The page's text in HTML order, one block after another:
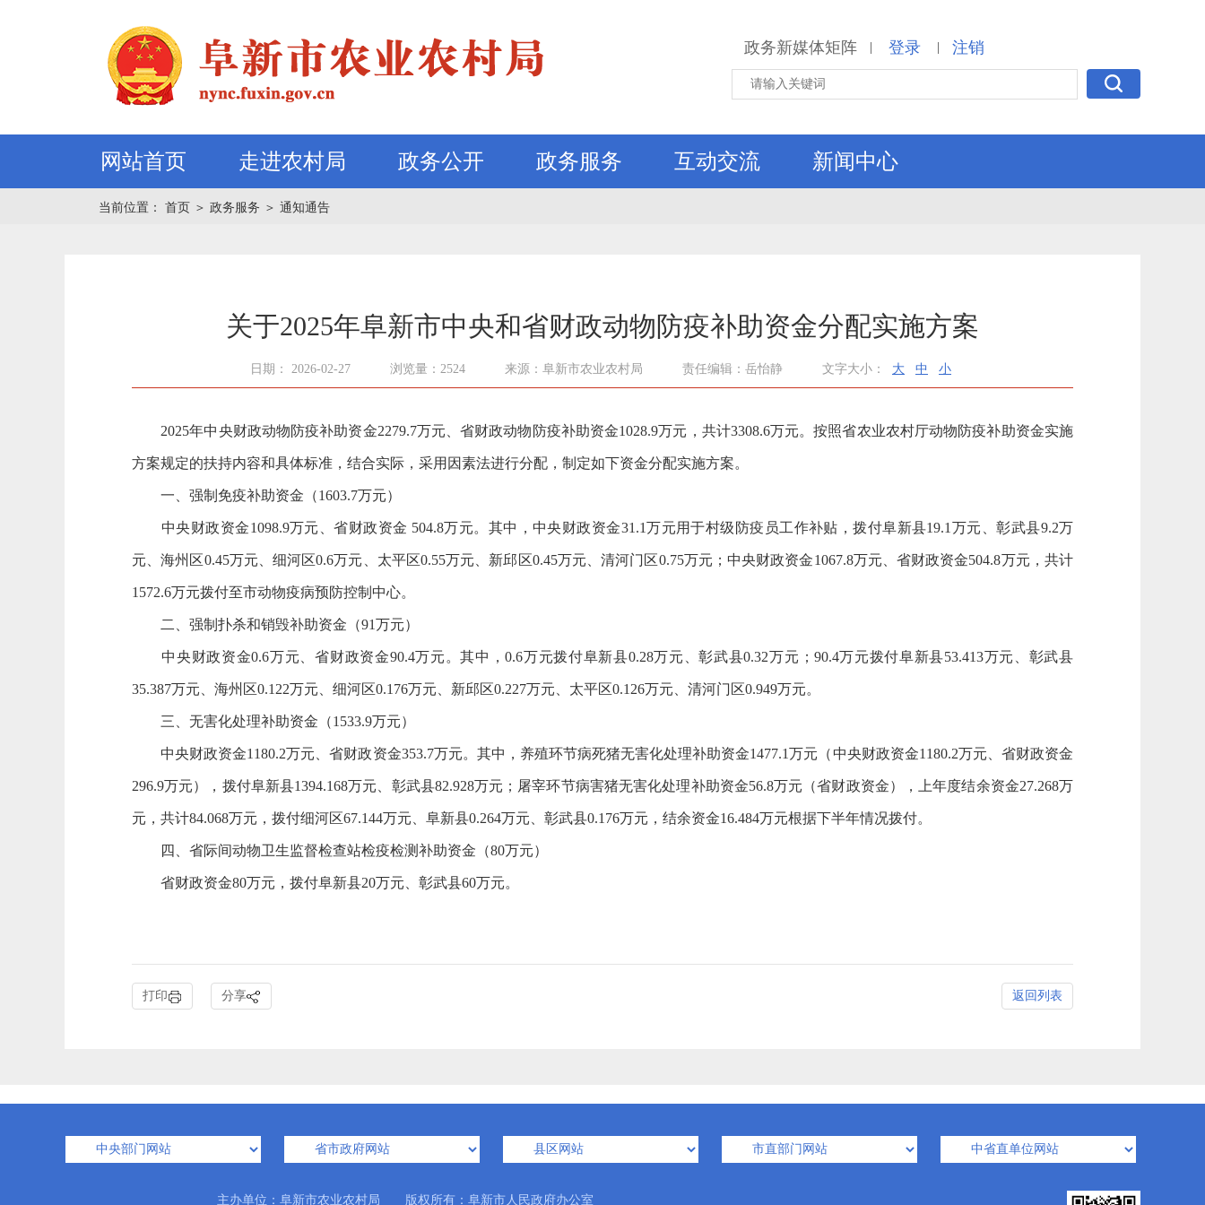
政务新媒体矩阵 | 登录 | 注销
网站首页 走进农村局 政务公开 政务服务 互动交流 新闻中心
当前位置： 首页 ＞ 政务服务 ＞ 通知通告
关于2025年阜新市中央和省财政动物防疫补助资金分配实施方案
日期： 2026-02-27 浏览量：2524 来源：阜新市农业农村局 责任编辑：岳怡静 文字大小： 大 中 小
2025年中央财政动物防疫补助资金2279.7万元、省财政动物防疫补助资金1028.9万元，共计3308.6万元。按照省农业农村厅动物防疫补助资金实施
方案规定的扶持内容和具体标准，结合实际，采用因素法进行分配，制定如下资金分配实施方案。
一、强制免疫补助资金（1603.7万元）
中央财政资金1098.9万元、省财政资金 504.8万元。其中，中央财政资金31.1万元用于村级防疫员工作补贴，拨付阜新县19.1万元、彰武县9.2万
元、海州区0.45万元、细河区0.6万元、太平区0.55万元、新邱区0.45万元、清河门区0.75万元；中央财政资金1067.8万元、省财政资金504.8万元，共计
1572.6万元拨付至市动物疫病预防控制中心。
二、强制扑杀和销毁补助资金（91万元）
中央财政资金0.6万元、省财政资金90.4万元。其中，0.6万元拨付阜新县0.28万元、彰武县0.32万元；90.4万元拨付阜新县53.413万元、彰武县
35.387万元、海州区0.122万元、细河区0.176万元、新邱区0.227万元、太平区0.126万元、清河门区0.949万元。
三、无害化处理补助资金（1533.9万元）
中央财政资金1180.2万元、省财政资金353.7万元。其中，养殖环节病死猪无害化处理补助资金1477.1万元（中央财政资金1180.2万元、省财政资金
296.9万元），拨付阜新县1394.168万元、彰武县82.928万元；屠宰环节病害猪无害化处理补助资金56.8万元（省财政资金），上年度结余资金27.268万
元，共计84.068万元，拨付细河区67.144万元、阜新县0.264万元、彰武县0.176万元，结余资金16.484万元根据下半年情况拨付。
四、省际间动物卫生监督检查站检疫检测补助资金（80万元）
省财政资金80万元，拨付阜新县20万元、彰武县60万元。
打印 分享 返回列表
主办单位：阜新市农业农村局 版权所有：阜新市人民政府办公室